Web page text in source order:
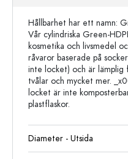
Hållbarhet har ett namn:
Vår cylindriska Green-
kosmetika och livsmedel
råvaror baserade på
inte locket) och är
tvålar och mycket mer.
locket är inte
plastflaskor.
Diameter - Utsida